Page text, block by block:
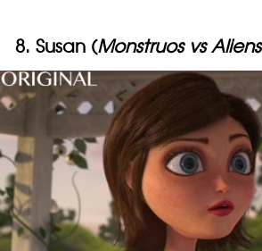
8. Susan (Monstruos vs Aliens